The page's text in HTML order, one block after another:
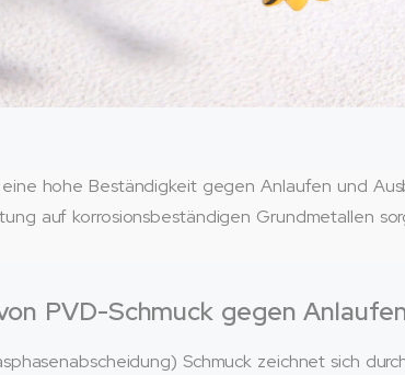
hohe Beständigkeit gegen Anlaufen und
auf korrosionsbeständigen Grundmetallen
PVD-Schmuck gegen
Schmuck zeichnet sich